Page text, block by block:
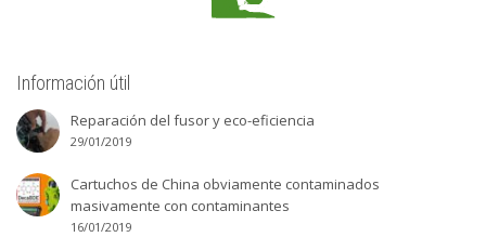
Información útil
Reparación del fusor y eco-eficiencia
29/01/2019
Cartuchos de China obviamente contaminados
masivamente con contaminantes
16/01/2019